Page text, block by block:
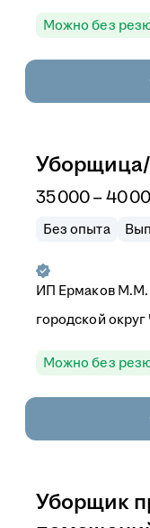
Можно без
35 000–40
Без опыта
ИП Ермаков М.М.
городской
Можно без
Уборщик